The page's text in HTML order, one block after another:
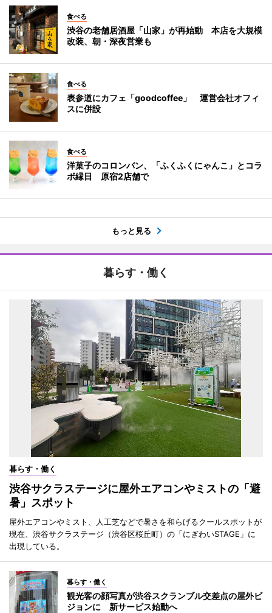
食べる
渋谷の老舗居酒屋「山家」が再始動 本店を大規模
改装、朝・深夜営業も
食べる
表参道にカフェ「goodcoffee」 運営会社オフィ
スに併設
食べる
洋菓子のコロンバン、「ふくふくにゃんこ」とコラ
ボ縁日 原宿2店舗で
もっと見る
暮らす・働く
暮らす・働く
渋谷サクラステージに屋外エアコンやミストの「避
暑」スポット
屋外エアコンやミスト、人工芝などで暑さを和らげるクールスポットが
現在、渋谷サクラステージ（渋谷区桜丘町）の「にぎわいSTAGE」に
出現している。
暮らす・働く
観光客の顔写真が渋谷スクランブル交差点の屋外ビ
ジョンに 新サービス始動へ